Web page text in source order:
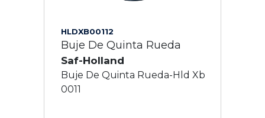
HLDXB00112
Buje De Quinta Rueda
Saf-Holland
Buje De Quinta Rueda-Hld Xb
0011